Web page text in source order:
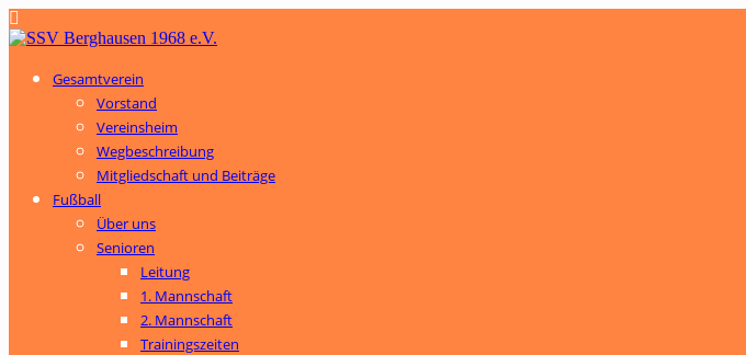
Gesamtverein
Vorstand
Vereinsheim
Wegbeschreibung
Mitgliedschaft und Beiträge
Fußball
Über uns
Senioren
Leitung
1. Mannschaft
2. Mannschaft
Trainingszeiten